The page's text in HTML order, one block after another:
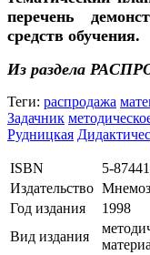
перечень
средств обучения.
Из раздела
Теги: распродажа
Задачник
Рудницкая
ISBN
5-
Издательство
Год издания
1998
Вид издания